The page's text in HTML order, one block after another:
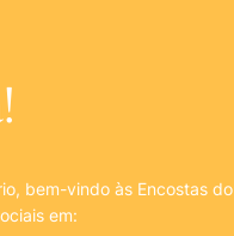
bem-vindo às Encostas do
em: